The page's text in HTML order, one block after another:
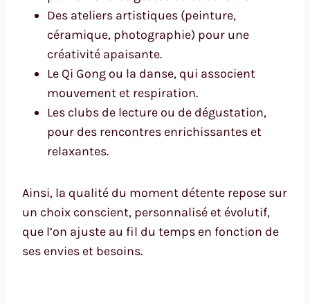
Des ateliers artistiques (peinture,
céramique, photographie) pour une
créativité apaisante.
Le Qi Gong ou la danse, qui associent
mouvement et respiration.
Les clubs de lecture ou de dégustation,
pour des rencontres enrichissantes et
relaxantes.
Ainsi, la qualité du moment détente repose sur
un choix conscient, personnalisé et évolutif,
que l’on ajuste au fil du temps en fonction de
ses envies et besoins.